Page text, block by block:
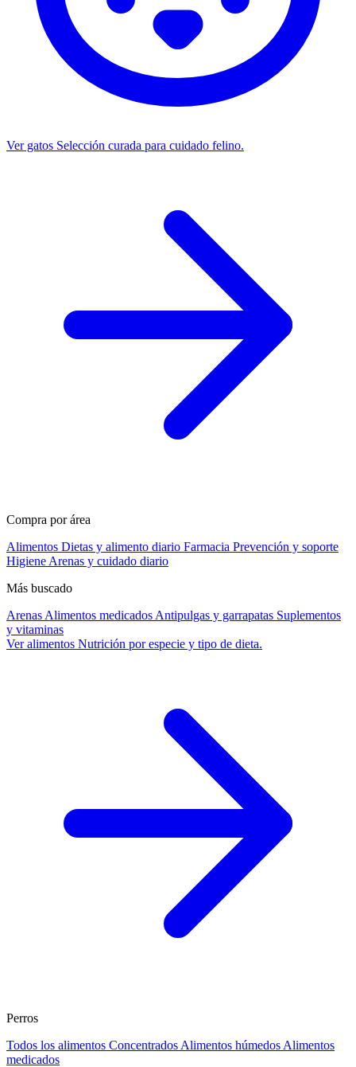
Ver gatos Selección curada para cuidado felino.
Compra por área
Alimentos Dietas y alimento diario Farmacia Prevención y soporte
Higiene Arenas y cuidado diario
Más buscado
Arenas Alimentos medicados Antipulgas y garrapatas Suplementos
y vitaminas
Ver alimentos Nutrición por especie y tipo de dieta.
Perros
Todos los alimentos Concentrados Alimentos húmedos Alimentos
medicados